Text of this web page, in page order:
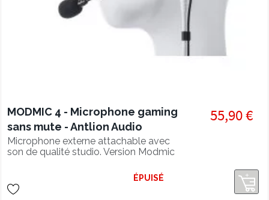
MODMIC 4 - Microphone gaming
sans mute - Antlion Audio
Microphone externe attachable avec
son de qualité studio. Version Modmic
55,90 €
ÉPUISÉ